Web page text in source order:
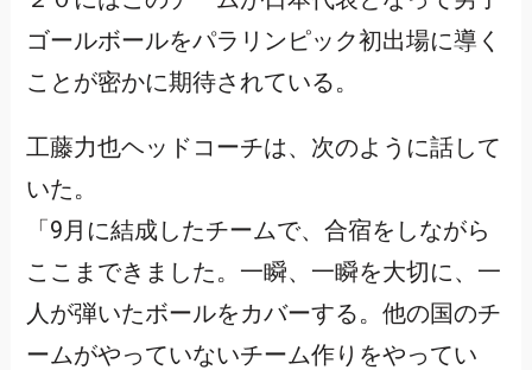
ゴールボールをパラリンピック初出場に導く
ことが密かに期待されている。
工藤力也ヘッドコーチは、次のように話して
いた。
「9月に結成したチームで、合宿をしながら
ここまできました。一瞬、一瞬を大切に、一
人が弾いたボールをカバーする。他の国のチ
ームがやっていないチーム作りをやってい